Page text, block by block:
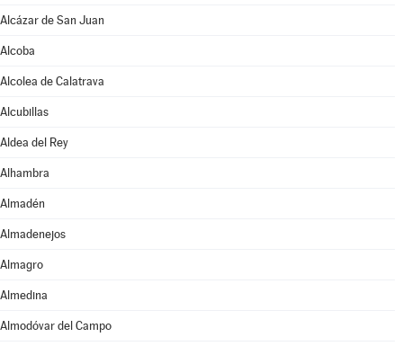
Alcázar de San Juan
Alcoba
Alcolea de Calatrava
Alcubillas
Aldea del Rey
Alhambra
Almadén
Almadenejos
Almagro
Almedina
Almodóvar del Campo